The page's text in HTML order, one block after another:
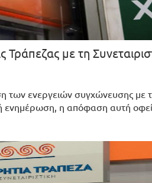
με τη
των ενεργειών συγχώνευσης με
η απόφαση αυτή